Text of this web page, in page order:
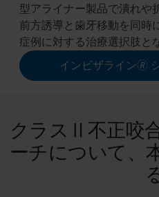
型アライナー製品で潰れや
前方誘導と歯牙移動を同
症例に対する治療選択肢と
インビザライン🄬
クラスⅡ不正咬
ーチについて、